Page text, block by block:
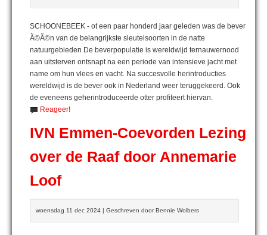
SCHOONEBEEK - ot een paar honderd jaar geleden was de bever
Ã©Ã©n van de belangrijkste sleutelsoorten in de natte
natuurgebieden De beverpopulatie is wereldwijd ternauwernood
aan uitsterven ontsnapt na een periode van intensieve jacht met
name om hun vlees en vacht. Na succesvolle herintroducties
wereldwijd is de bever ook in Nederland weer teruggekeerd. Ook
de eveneens geherintroduceerde otter profiteert hiervan.
Reageer!
IVN Emmen-Coevorden Lezing
over de Raaf door Annemarie
Loof
woensdag 11 dec 2024 | Geschreven door Bennie Wolbers